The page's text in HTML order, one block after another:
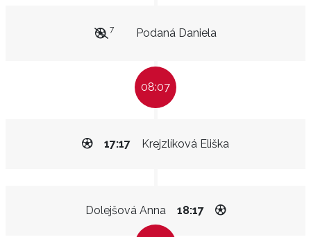
Podaná Daniela
7
08:07
Krejzlíková Eliška
17:17
Dolejšová Anna 18:17